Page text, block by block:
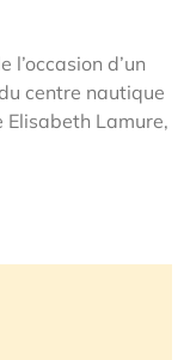
d’un
centre nautique
Elisabeth Lamure,